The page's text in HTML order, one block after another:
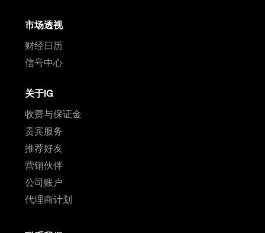
市场透视
财经日历
信号中心
关于IG
收费与保证金
贵宾服务
推荐好友
营销伙伴
公司账户
代理商计划